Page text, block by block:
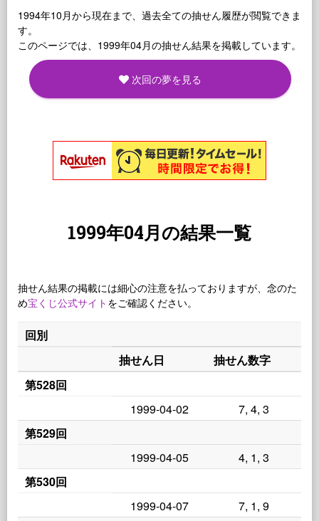
1994年10月から現在まで、過去全ての抽せん履歴が閲覧できま
す。
このページでは、1999年04月の抽せん結果を掲載しています。
次回の夢を見る
1999年04月の結果一覧
抽せん結果の掲載には細心の注意を払っておりますが、念のた
め宝くじ公式サイト をご確認ください。
回別
抽せん日
抽せん数字
第528回
1999-04-02
7, 4, 3
第529回
1999-04-05
4, 1, 3
第530回
1999-04-07
7, 1, 9